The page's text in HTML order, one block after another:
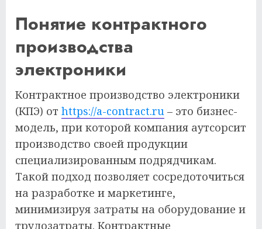
Понятие контрактного
производства
электроники
Контрактное производство электроники
(КПЭ) от https://a-contract.ru – это бизнес-
модель, при которой компания аутсорсит
производство своей продукции
специализированным подрядчикам.
Такой подход позволяет сосредоточиться
на разработке и маркетинге,
минимизируя затраты на оборудование и
трудозатраты. Контрактные